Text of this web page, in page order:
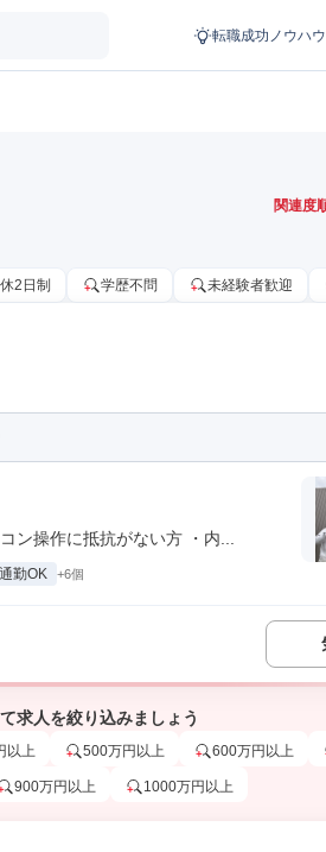
転職成功ノウハウ
関連度
2日制 学歴不問 未経験者歓迎
ン操作に抵抗がない方 ・内...
勤OK +6個
求人を絞り込みましょう
以上 500万円以上 600万円以上
900万円以上 1000万円以上